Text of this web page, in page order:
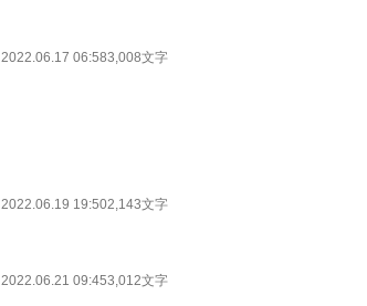
2022.06.17 06:583,008文字
2022.06.19 19:502,143文字
2022.06.21 09:453,012文字